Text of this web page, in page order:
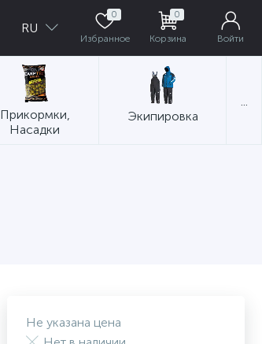
RU
0
Избранное
0
Корзина Войти
Прикормки,
Насадки
Экипировка
Не указана цена